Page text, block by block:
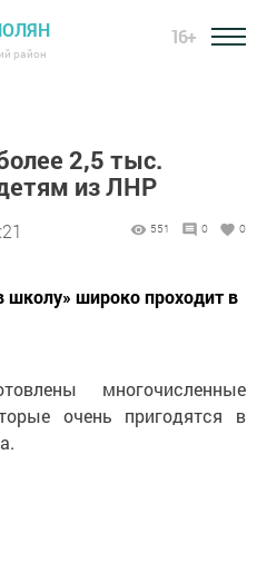
район
16+
2,5 тыс.
из ЛНР
551 0 0
школу» широко проходит в
многочисленные
очень пригодятся в